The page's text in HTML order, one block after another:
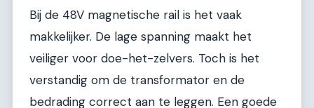
Bij de 48V magnetische rail is het vaak
makkelijker. De lage spanning maakt het
veiliger voor doe-het-zelvers. Toch is het
verstandig om de transformator en de
bedrading correct aan te leggen. Een goede